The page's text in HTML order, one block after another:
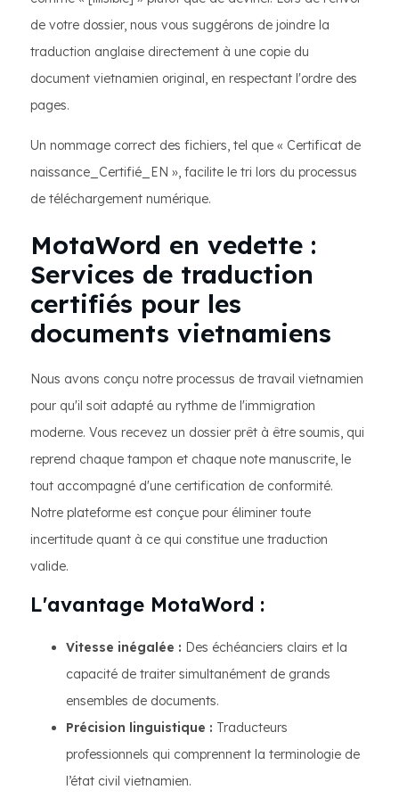
de votre dossier, nous vous suggérons de joindre la
traduction anglaise directement à une copie du
document vietnamien original, en respectant l'ordre des
pages.
Un nommage correct des fichiers, tel que « Certificat de
naissance_Certifié_EN », facilite le tri lors du processus
de téléchargement numérique.
MotaWord en vedette :
Services de traduction
certifiés pour les
documents vietnamiens
Nous avons conçu notre processus de travail vietnamien
pour qu'il soit adapté au rythme de l'immigration
moderne. Vous recevez un dossier prêt à être soumis, qui
reprend chaque tampon et chaque note manuscrite, le
tout accompagné d'une certification de conformité.
Notre plateforme est conçue pour éliminer toute
incertitude quant à ce qui constitue une traduction
valide.
L'avantage MotaWord :
Vitesse inégalée : Des échéanciers clairs et la
capacité de traiter simultanément de grands
ensembles de documents.
Précision linguistique : Traducteurs
professionnels qui comprennent la terminologie de
l’état civil vietnamien.